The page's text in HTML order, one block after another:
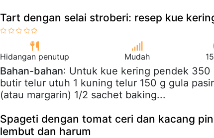
Tart dengan selai stroberi: resep kue
Hidangan penutup Mudah
Bahan-bahan: Untuk kue kering pendek 350
butir telur utuh 1 kuning telur 150 g gula
(atau margarin) 1/2 sachet baking...
Spageti dengan tomat ceri dan kacang
lembut dan harum